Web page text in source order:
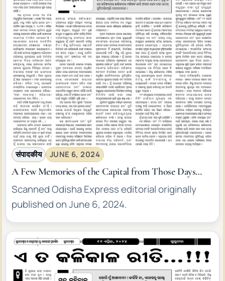
संपादकीय JUNE 6, 2024
A Few Memories of the Capital from Those Days…
Scanned Odisha Express editorial originally
published on June 6, 2024.